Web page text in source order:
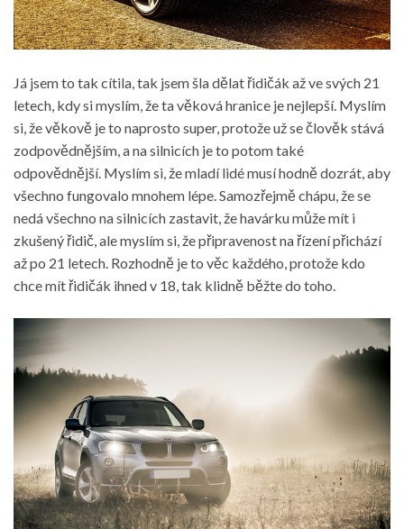
Já jsem to tak cítila, tak jsem šla dělat řidičák až ve svých 21
letech, kdy si myslím, že ta věková hranice je nejlepší. Myslím
si, že věkově je to naprosto super, protože už se člověk stává
zodpovědnějším, a na silnicích je to potom také
odpovědnější. Myslím si, že mladí lidé musí hodně dozrát, aby
všechno fungovalo mnohem lépe. Samozřejmě chápu, že se
nedá všechno na silnicích zastavit, že havárku může mít i
zkušený řidič, ale myslím si, že připravenost na řízení přichází
až po 21 letech. Rozhodně je to věc každého, protože kdo
chce mít řidičák ihned v 18, tak klidně běžte do toho.